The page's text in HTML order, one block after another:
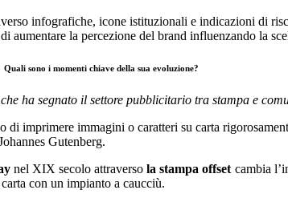
infografiche, icone istituzionali e indicazioni di
aumentare la percezione del brand influenzando la
Quali sono i momenti chiave della sua evoluzione?
ha segnato il settore pubblicitario tra stampa e
di imprimere immagini o caratteri su carta
Gutenberg.
nel XIX secolo attraversola stampa offset cambia
con un impianto a caucciù.